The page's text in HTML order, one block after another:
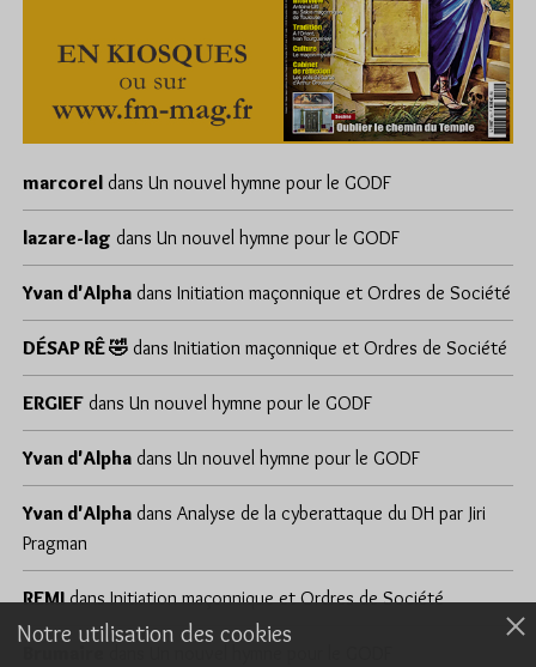
marcorel dans Un nouvel hymne pour le GODF
lazare-lag dans Un nouvel hymne pour le GODF
Yvan d'Alpha dans Initiation maçonnique et Ordres de Société
DÉSAP RÊ 🤣 dans Initiation maçonnique et Ordres de Société
ERGIEF dans Un nouvel hymne pour le GODF
Yvan d'Alpha dans Un nouvel hymne pour le GODF
Yvan d'Alpha dans Analyse de la cyberattaque du DH par Jiri
Pragman
REMIdansInitiation maçonnique et Ordres de Société
Notre utilisation des cookies